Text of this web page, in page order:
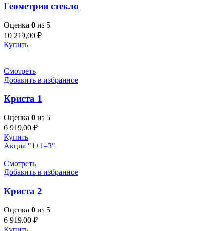
Геометрия стекло
Оценка 0 из 5
10 219,00 ₽
Купить
Смотреть
Добавить в избранное
Криста 1
Оценка 0 из 5
6 919,00 ₽
Купить
Акция "1+1=3"
Смотреть
Добавить в избранное
Криста 2
Оценка 0 из 5
6 919,00 ₽